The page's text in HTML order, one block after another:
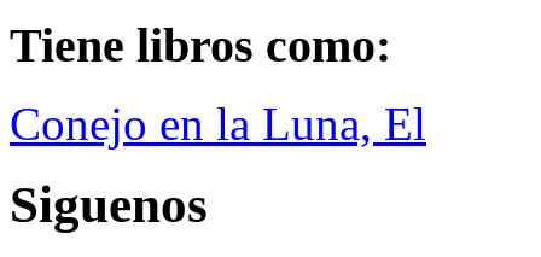
Tiene libros como:
Conejo en la Luna, El
Siguenos